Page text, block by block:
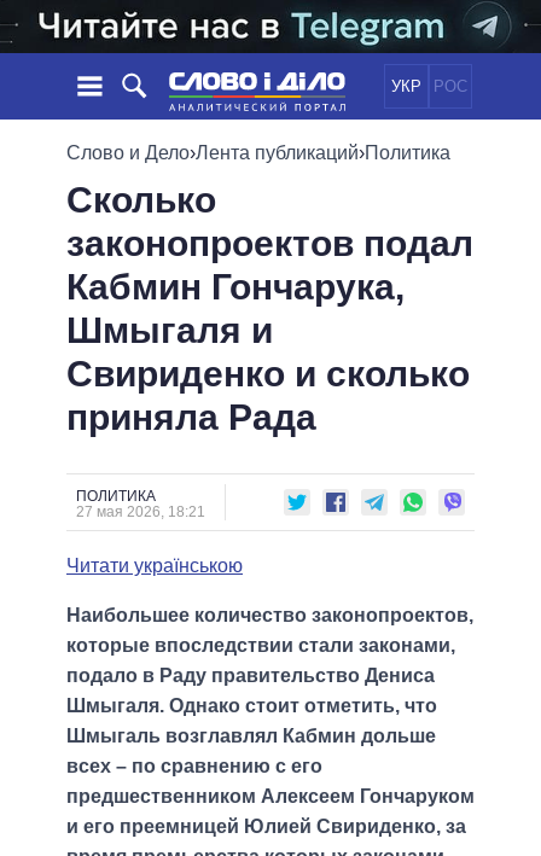
УКР РОС
НОВОСТИ
ЛЕНТА
СОБЫТИЯ
СТАТЬИ
ОБЗОРЫ
ДАЙДЖЕСТЫ
ЭКОНОМИКА
ОБЩЕСТВО
МИР
ОБЕЩАНИЯ
ПОЛИТИКИ
ВСЕ ПОЛИТИКИ
ПРЕЗИДЕНТ И ОФИС
ВЕРХОВНАЯ РАДА
КАБИНЕТ МИНИСТРОВ
МЭРЫ
ВСЕ ПЕРСОНЫ
ИНФОГРАФИКА
ВИДЕО
ПОДДЕРЖАТЬ
СРАВНЕНИЕ ПОЛИТИКОВ
Слово и Дело›Лента публикаций›Политика
Сколько
законопроектов подал
Кабмин Гончарука,
Шмыгаля и
Свириденко и сколько
приняла Рада
ПОЛИТИКА
27 мая 2026, 18:21
Читати українською
Наибольшее количество законопроектов,
которые впоследствии стали законами,
подало в Раду правительство Дениса
Шмыгаля. Однако стоит отметить, что
Шмыгаль возглавлял Кабмин дольше
всех – по сравнению с его
предшественником Алексеем Гончаруком
и его преемницей Юлией Свириденко, за